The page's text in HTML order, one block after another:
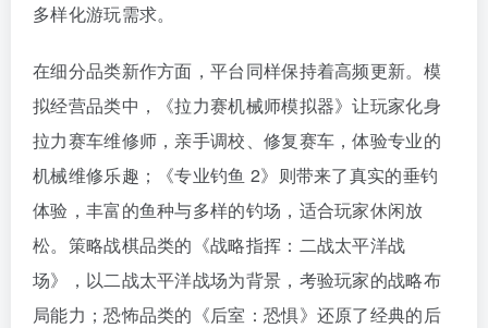
多样化游玩需求。
在细分品类新作方面，平台同样保持着高频更新。模
拟经营品类中，《拉力赛机械师模拟器》让玩家化身
拉力赛车维修师，亲手调校、修复赛车，体验专业的
机械维修乐趣；《专业钓鱼 2》则带来了真实的垂钓
体验，丰富的鱼种与多样的钓场，适合玩家休闲放
松。策略战棋品类的《战略指挥：二战太平洋战
场》，以二战太平洋战场为背景，考验玩家的战略布
局能力；恐怖品类的《后室：恐惧》还原了经典的后